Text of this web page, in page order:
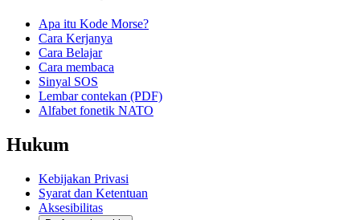
Apa itu Kode Morse?
Cara Kerjanya
Cara Belajar
Cara membaca
Sinyal SOS
Lembar contekan (PDF)
Alfabet fonetik NATO
Hukum
Kebijakan Privasi
Syarat dan Ketentuan
Aksesibilitas